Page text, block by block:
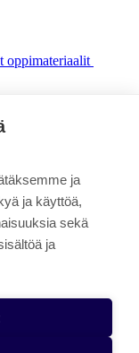
oppimateriaalit
ja
ja käyttöä,
sekä
ja